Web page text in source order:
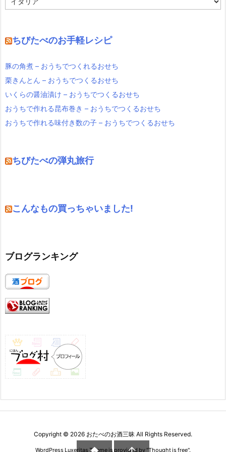
ーちびたべのお手軽レシピ
豚の角煮 – おうちでつくれるおせち
栗きんとん – おうちでつくるおせち
いくらの醤油漬け – おうちでつくるおせち
おうちで作れる昆布巻き – おうちでつくるおせち
おうちで作れる味付き数の子 – おうちでつくるおせち
ちびたべの弾丸旅行
こんなもの買っちゃいました!
ブログランキング
Copyright © 2026 おたべのお酒三昧 All Rights Reserved.
WordPress Luxeritas Theme is provided by "Thought is free".